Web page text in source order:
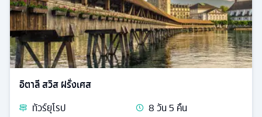
อิตาลี สวิส ฝรั่งเศส
ทัวร์ยุโรป 8วัน5 คืน